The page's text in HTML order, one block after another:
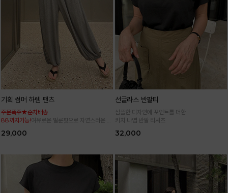
기획 썸머 하렘 팬츠
주문폭주★순차배송
88까지가능!여유로운 벌룬핏으로 자연스러운 체
29,000
선글라스 반팔티
심플한 디자인에 포인트를 더한
키치 나염 반팔 티셔츠
32,000